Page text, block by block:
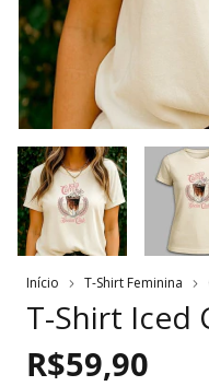
Início T-Shirt Feminina
T-Shirt Iced
R$59,90